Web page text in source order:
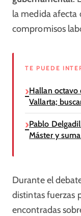
la medida afecta
compromisos
TE PUEDE
Hallan octavo
Vallarta;
Pablo
Máster y
Durante el
distintas fuerzas
encontradas